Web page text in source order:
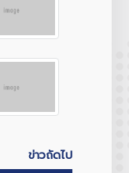
ข่าวถัดไป